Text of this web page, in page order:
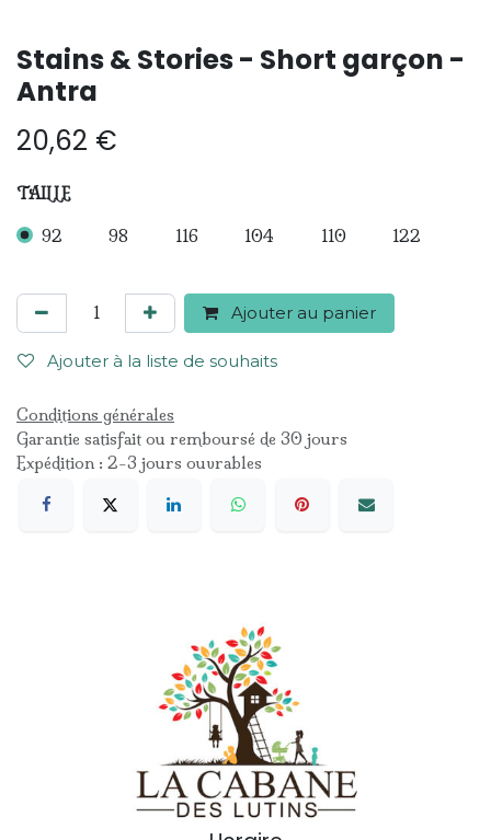
Stains & Stories - Short garçon -
Antra
20,62 €
TAILLE
92 98 116 104 110 122
Ajouter au panier
Ajouter à la liste de souhaits
Conditions générales
Garantie satisfait ou remboursé de 30 jours
Expédition : 2-3 jours ouvrables